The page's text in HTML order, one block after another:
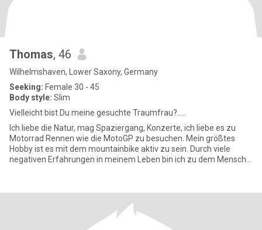
Thomas, 46
Wilhelmshaven, Lower Saxony, Germany
Seeking: Female 30 - 45
Body style: Slim
Vielleicht bist Du meine gesuchte Traumfrau?.....
Ich liebe die Natur, mag Spaziergang, Konzerte, ich liebe es zu
Motorrad Rennen wie die MotoGP zu besuchen. Mein größtes
Hobby ist es mit dem mountainbike aktiv zu sein. Durch viele
negativen Erfahrungen in meinem Leben bin ich zu dem Mensch